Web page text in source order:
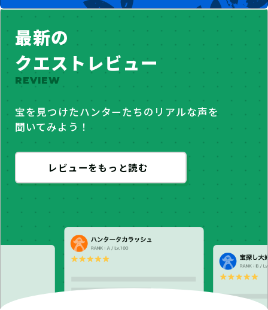
最新の
クエストレビュー
REVIEW
宝を見つけたハンターたちのリアルな声を
聞いてみよう！
レビューをもっと読む